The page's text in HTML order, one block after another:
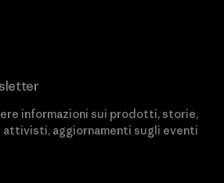
informazioni sui prodotti, storie,
aggiornamenti sugli eventi